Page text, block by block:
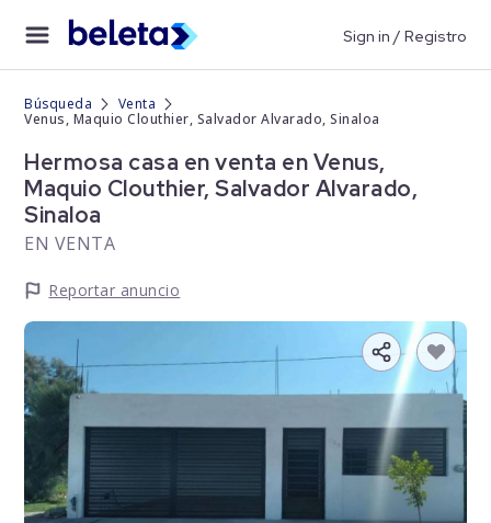
Sign in / Registro
Búsqueda
Venta
Venus, Maquio Clouthier, Salvador Alvarado, Sinaloa
Hermosa casa en venta en Venus,
Maquio Clouthier, Salvador Alvarado,
Sinaloa
EN VENTA
Reportar anuncio